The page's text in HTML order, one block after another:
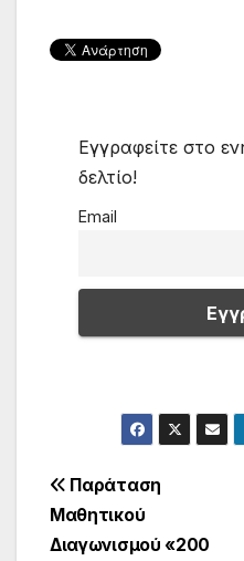
Εγγραφείτε στο
δελτίο!
Email
Πλοήγηση
άρθρων
Παράταση
Μαθητικού
Διαγωνισμού «200